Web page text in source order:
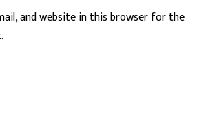
and website in this browser for the